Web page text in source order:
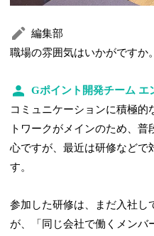
編集部
職場の雰囲気はいかがですか。
Gポイント開発チーム エ
コミュニケーションに積極的
トワークがメインのため、
心ですが、最近は研修などで
す。
参加した研修は、まだ入社し
が、「同じ会社で働くメンバ